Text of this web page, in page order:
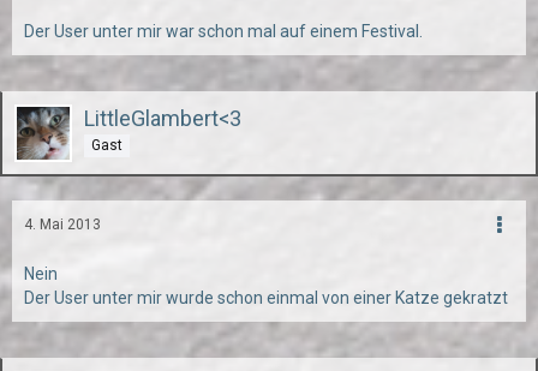
Der User unter mir war schon mal auf einem Festival.
LittleGlambert<3
Gast
4. Mai 2013
Nein
Der User unter mir wurde schon einmal von einer Katze gekratzt